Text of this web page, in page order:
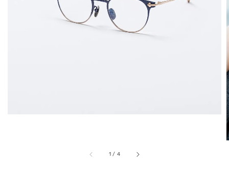
1 / 4